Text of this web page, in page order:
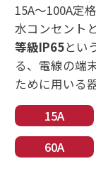
15A〜100A定
水コンセント
等級IP65とい
る、電線の端
ために用いる
15A
60A